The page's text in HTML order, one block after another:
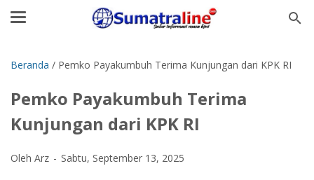
Beranda / Pemko Payakumbuh Terima Kunjungan dari KPK RI
Pemko Payakumbuh Terima
Kunjungan dari KPK RI
Oleh Arz Sabtu, September 13, 2025